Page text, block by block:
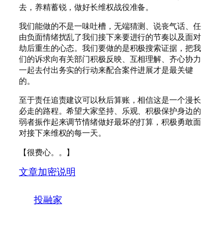
去，养精蓄锐，做好长维权战役准备。
我们能做的不是一味吐槽，无端猜测、说丧气话、任
由负面情绪扰乱了我们接下来要进行的节奏以及面对
劫后重生的心态。我们要做的是积极搜索证据，把我
们的诉求向有关部门积极反映、互相理解、齐心协力
一起去付出务实的行动来配合案件进展才是最关键
的。
至于责任追责建议可以秋后算账，相信这是一个漫长
必走的路程。希望大家坚持、乐观、积极保护身边的
弱者振作起来调节情绪做好最坏的打算，积极勇敢面
对接下来维权的每一天。
【很费心。。】
文章加密说明
投融家